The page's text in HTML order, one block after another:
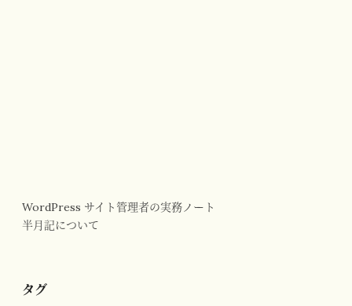
WordPress サイト管理者の実務ノート
半月記について
タグ